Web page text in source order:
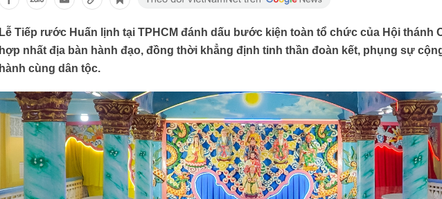
Lễ Tiếp rước Huấn lịnh tại TPHCM đánh dấu bước kiện toàn tổ chức của Hội thánh
hợp nhất địa bàn hành đạo, đồng thời khẳng định tinh thần đoàn kết, phụng sự
hành cùng dân tộc.